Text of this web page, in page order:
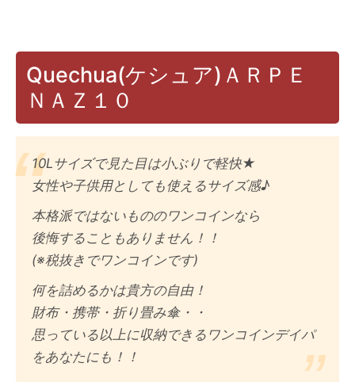
Quechua(ケシュア)ＡＲＰＥ
ＮＡＺ１０
10Lサイズで見た目は小ぶりで軽快★
女性や子供用としても使えるサイズ感♪
本格派ではないもののワンコインなら
後悔することもありません！！
(※税抜きでワンコインです)
何を詰めるかは貴方の自由！
財布・携帯・折り畳み傘・・
思っている以上に収納できるワンコインデイパ
をあなたにも！！